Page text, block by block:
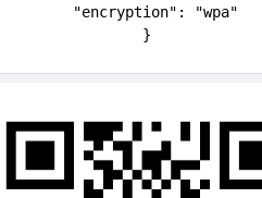
  "encryption": "wpa"
}